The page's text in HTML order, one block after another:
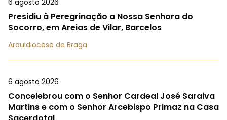
6 agosto 2026
Presidiu à Peregrinação a Nossa Senhora do
Socorro, em Areias de Vilar, Barcelos
Arquidiocese de Braga
6 agosto 2026
Concelebrou com o Senhor Cardeal José Saraiva
Martins e com o Senhor Arcebispo Primaz na Casa